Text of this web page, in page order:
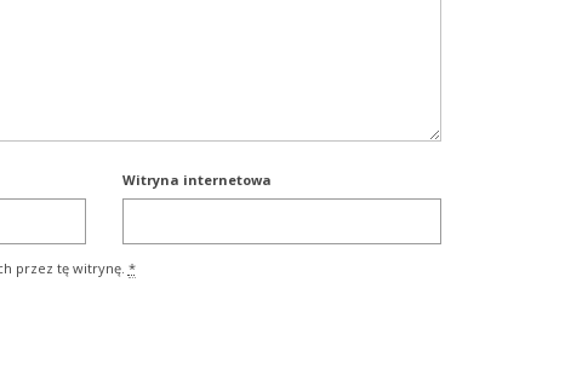
Witryna internetowa
przez tę witrynę. *